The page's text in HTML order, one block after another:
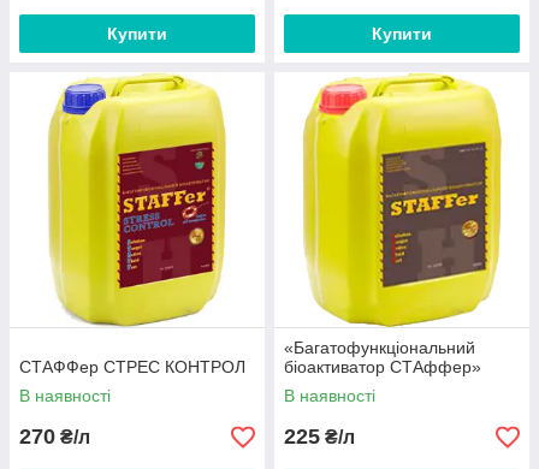
Купити Купити
СТАФФер СТРЕС КОНТРОЛ
В наявності
270 ₴/л
«Багатофункціональний
бiоактиватор СТАффер»
В наявності
225 ₴/л